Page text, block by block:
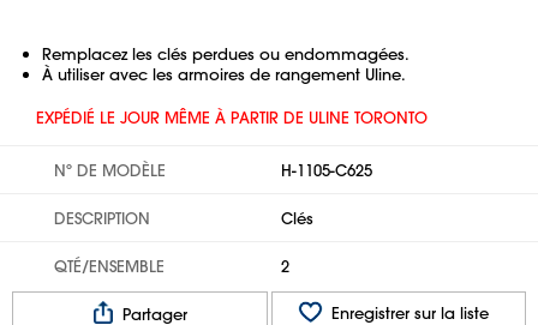
Remplacez les clés perdues ou endommagées.
À utiliser avec les armoires de rangement Uline.
EXPÉDIÉ LE JOUR MÊME À PARTIR DE ULINE TORONTO
Nº DE MODÈLE H-1105-C625
DESCRIPTION Clés
QTÉ/ENSEMBLE 2
Partager Enregistrer sur la liste